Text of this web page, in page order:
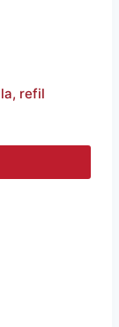
refil